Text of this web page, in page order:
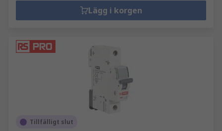
Lägg i korgen
Tillfälligt slut